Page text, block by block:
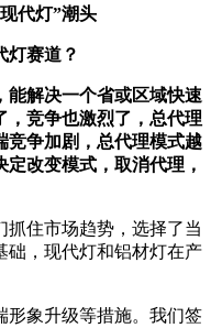
代灯”潮头
灯赛道？
能解决一个省或区域快速
，竞争也激烈了，总代理
竞争加剧，总代理模式越
改变模式，取消代理，
抓住市场趋势，选择了当
础，现代灯和铝材灯在产
形象升级等措施。我们签